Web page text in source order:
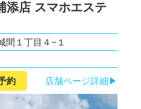
添店 スマホエステ
間１丁目４−１
約 店舗ページ詳細▶